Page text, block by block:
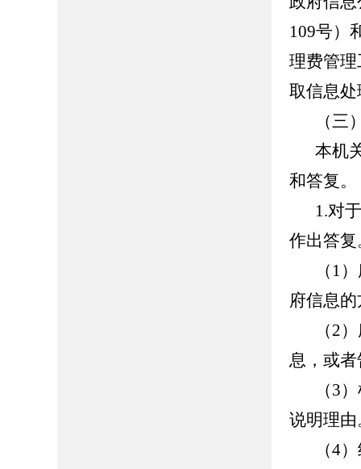
109号）
理费管
取信息
（
本机
和答复。
1.对
作出答复
（1
府信息
（2
息，或
（3
说明理由
（4